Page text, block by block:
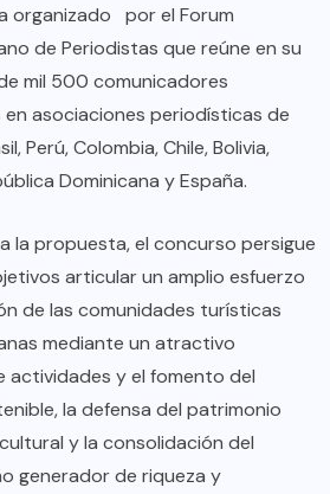
organizado por el Forum
de Periodistas que reúne en su
mil 500 comunicadores
asociaciones periodísticas de
Perú, Colombia, Chile, Bolivia,
Dominicana y España.
la propuesta, el concurso persigue
articular un amplio esfuerzo
de las comunidades turísticas
mediante un atractivo
actividades y el fomento del
la defensa del patrimonio
y la consolidación del
generador de riqueza y